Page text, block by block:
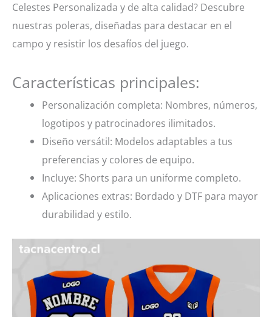
Celestes Personalizada y de alta calidad? Descubre
nuestras poleras, diseñadas para destacar en el
campo y resistir los desafíos del juego.
Características principales:
Personalización completa: Nombres, números,
logotipos y patrocinadores ilimitados.
Diseño versátil: Modelos adaptables a tus
preferencias y colores de equipo.
Incluye: Shorts para un uniforme completo.
Aplicaciones extras: Bordado y DTF para mayor
durabilidad y estilo.